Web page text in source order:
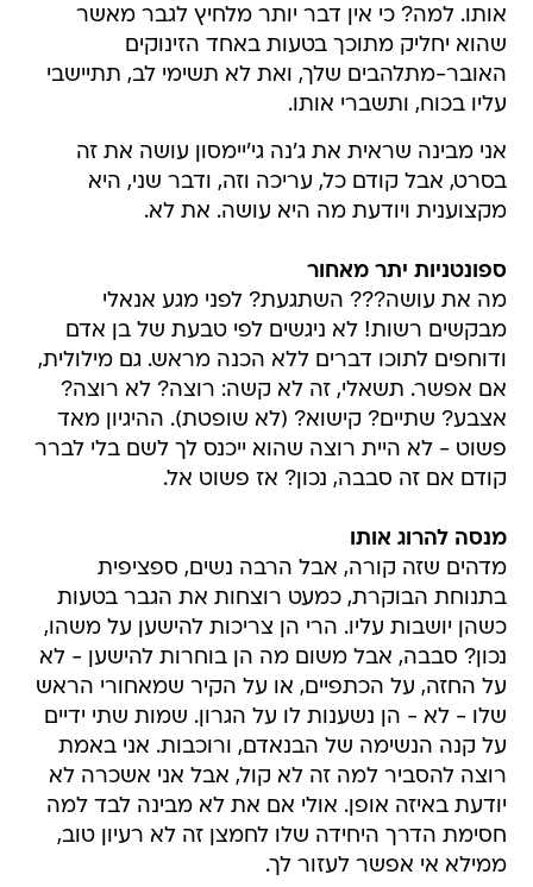
אותו. למה? כי אין דבר יותר מלחיץ לגבר מאשר
שהוא יחליק מתוכך בטעות באחד הזינוקים
האובר-מתלהבים שלך, ואת לא תשימי לב, תתיישבי
עליו בכוח, ותשברי אותו.
אני מבינה שראית את ג'נה גי'יימסון עושה את זה
בסרט, אבל קודם כל, עריכה וזה, ודבר שני, היא
מקצוענית ויודעת מה היא עושה. את לא.
ספונטניות יתר מאחור
מה את עושה??? השתגעת? לפני מגע אנאלי
מבקשים רשות! לא ניגשים לפי טבעת של בן אדם
ודוחפים לתוכו דברים ללא הכנה מראש. גם מילולית,
אם אפשר. תשאלי, זה לא קשה: רוצה? לא רוצה?
אצבע? שתיים? קישוא? (לא שופטת). ההיגיון מאד
פשוט - לא היית רוצה שהוא ייכנס לך לשם בלי לברר
קודם אם זה סבבה, נכון? אז פשוט אל.
מנסה להרוג אותו
מדהים שזה קורה, אבל הרבה נשים, ספציפית
בתנוחת הבוקרת, כמעט רוצחות את הגבר בטעות
כשהן יושבות עליו. הרי הן צריכות להישען על משהו,
נכון? סבבה, אבל משום מה הן בוחרות להישען - לא
על החזה, על הכתפיים, או על הקיר שמאחורי הראש
שלו - לא - הן נשענות לו על הגרון. שמות שתי ידיים
על קנה הנשימה של הבנאדם, ורוכבות. אני באמת
רוצה להסביר למה זה לא קול, אבל אני אשכרה לא
יודעת באיזה אופן. אולי אם את לא מבינה לבד למה
חסימת הדרך היחידה שלו לחמצן זה לא רעיון טוב,
ממילא אי אפשר לעזור לך.